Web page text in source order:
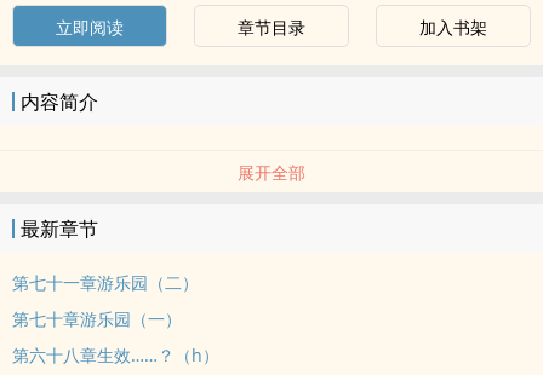
立即阅读
章节目录 加入书架
内容简介
展开全部
最新章节
第七十一章游乐园（二）
第七十章游乐园（一）
第六十八章生效……？（h）